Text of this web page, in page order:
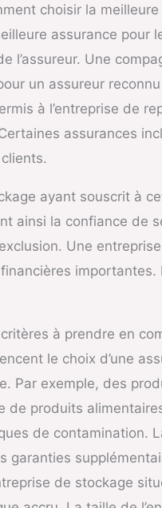
choisir la
assurance pour
l’assureur. Une
un assureur
à l’entreprise de
assurances
ayant souscrit à
ainsi la confiance de
Une
à prendre en
le choix d’une
Par exemple, des
de produits
de contamination.
garanties
de stockage